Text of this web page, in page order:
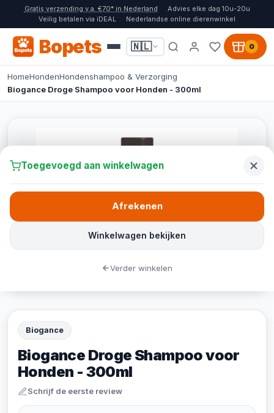
Gratis verzending v.a. €70* in Nederland
Advies elke dag 10u-20u
Veilig betalen via iDEAL
Nederlandse online dierenwinkel
Bopets 🇳🇱 0
HomeHondenHondenshampoo & Verzorging
Biogance Droge Shampoo voor Honden - 300ml
Biogance
Biogance Droge Shampoo voor
Honden - 300ml
Schrijf de eerste review
Toegevoegd aan winkelwagen
Winkelwagen bekijken
Afrekenen
Verder winkelen